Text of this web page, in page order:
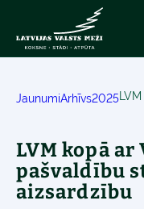
JaunumiArhīvs2025
LVM kopā
pašvaldību
aizsardzību